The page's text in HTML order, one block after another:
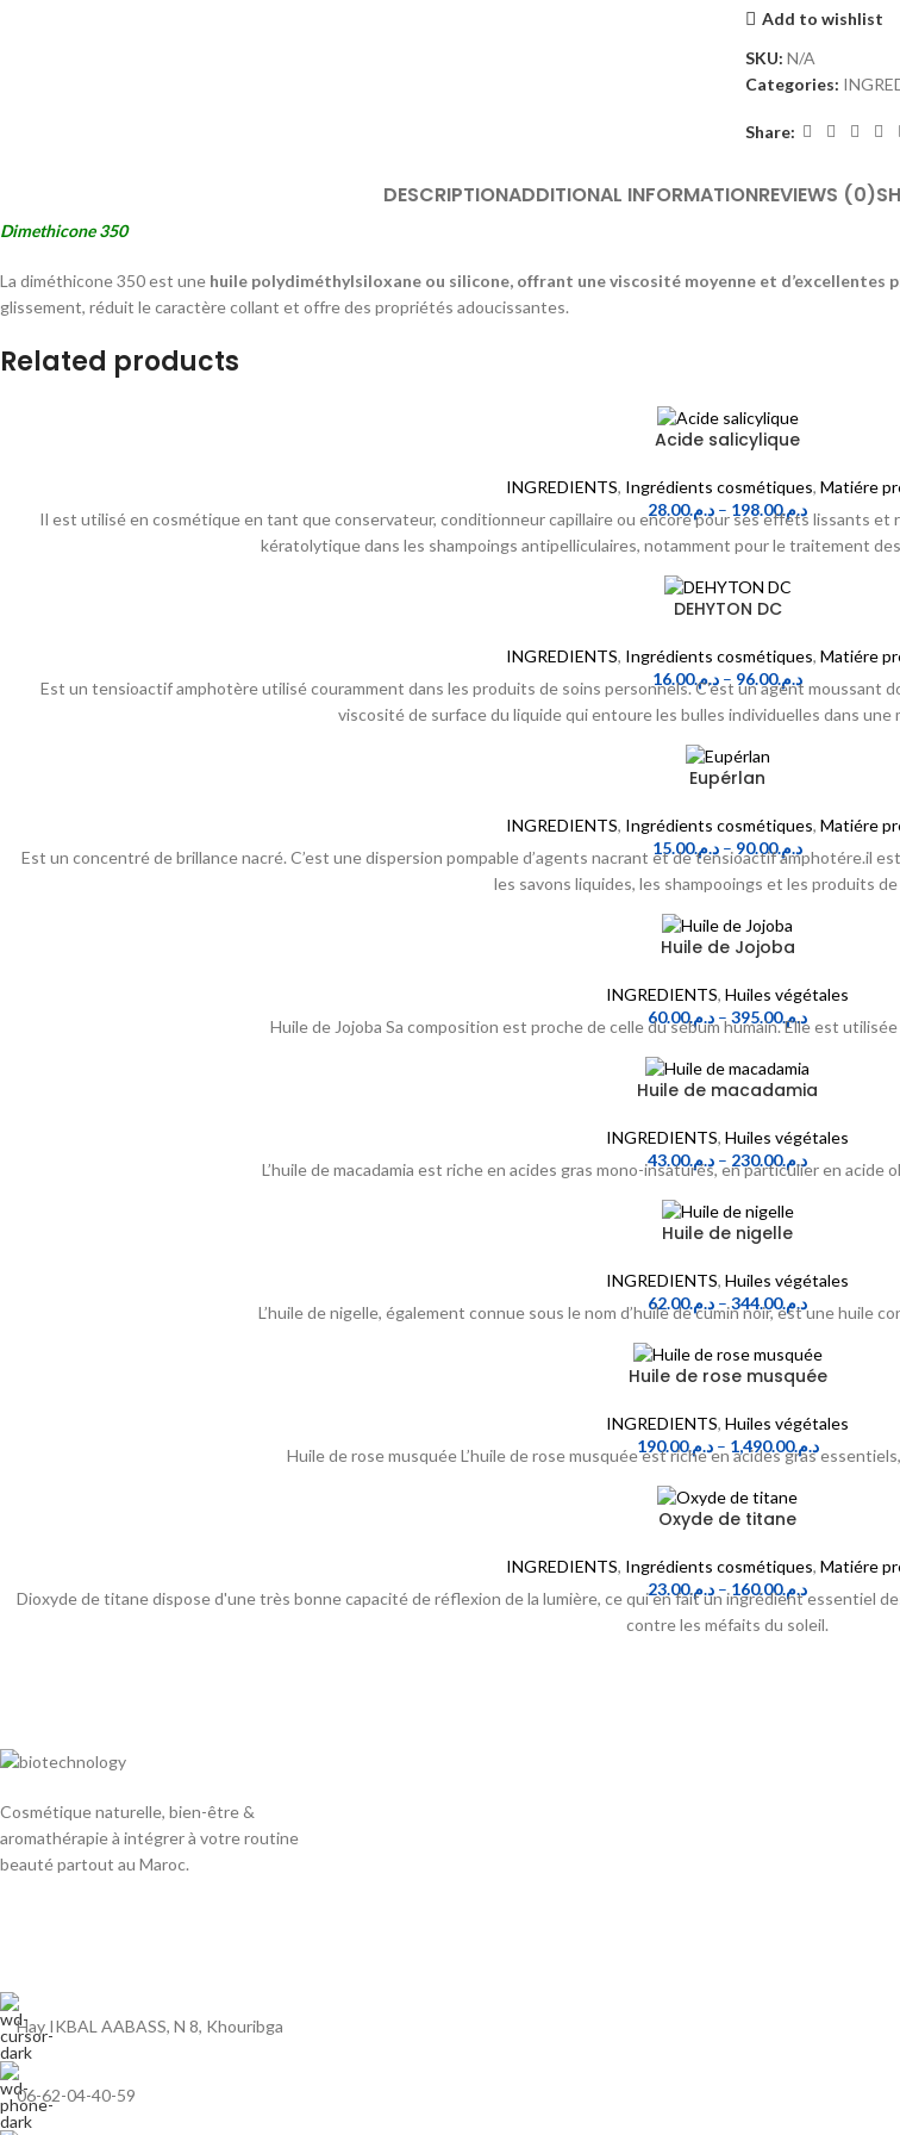
Add to wishlist
SKU: N/A
Categories:
Share:
DESCRIPTIONADDITIONAL INFORMATIONREVIEWS (0)
Dimethicone 350
La diméthicone 350 est une huile polydiméthylsiloxane ou silicone, offrant une viscosité moyenne et d’excellentes
glissement, réduit le caractère collant et offre des propriétés adoucissantes.
Related products
Acide salicylique
INGREDIENTS, Ingrédients cosmétiques, Matiére
د.م.28.00 – د.م.198.00
Il est utilisé en cosmétique en tant que conservateur, conditionneur capillaire ou encore pour ses effets lissants
kératolytique dans les shampoings antipelliculaires, notamment pour le traitement
DEHYTON DC
INGREDIENTS, Ingrédients cosmétiques, Matiére
د.م.16.00 – د.م.96.00
Est un tensioactif amphotère utilisé couramment dans les produits de soins personnels. C'est un agent moussant
viscosité de surface du liquide qui entoure les bulles individuelles dans une
Eupérlan
INGREDIENTS, Ingrédients cosmétiques, Matiére
د.م.15.00 – د.م.90.00
Est un concentré de brillance nacré. C’est une dispersion pompable d’agents nacrant et de tensioactif amphotére.il
les savons liquides, les shampooings et les produits
Huile de Jojoba
INGREDIENTS, Huiles végétales
د.م.60.00 – د.م.395.00
Huile de Jojoba Sa composition est proche de celle du sébum humain. Elle est
Huile de macadamia
INGREDIENTS, Huiles végétales
د.م.43.00 – د.م.230.00
L’huile de macadamia est riche en acides gras mono-insaturés, en particulier en acide
Huile de nigelle
INGREDIENTS, Huiles végétales
د.م.62.00 – د.م.344.00
L’huile de nigelle, également connue sous le nom d’huile de cumin noir, est une huile
Huile de rose musquée
INGREDIENTS, Huiles végétales
د.م.190.00 – د.م.1,490.00
Huile de rose musquée L’huile de rose musquée est riche en acides gras
Oxyde de titane
INGREDIENTS, Ingrédients cosmétiques, Matiére
د.م.23.00 – د.م.160.00
Dioxyde de titane dispose d'une très bonne capacité de réflexion de la lumière, ce qui en fait un ingrédient essentiel
contre les méfaits du soleil.
Cosmétique naturelle, bien-être &
aromathérapie à intégrer à votre routine
beauté partout au Maroc.
Hay IKBAL AABASS, N 8, Khouribga
06-62-04-40-59